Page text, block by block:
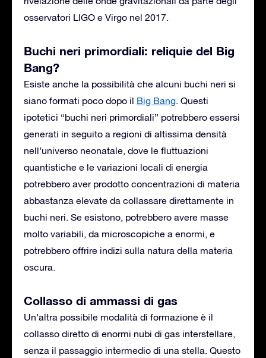
osservatori LIGO e Virgo nel 2017.
Buchi neri primordiali: reliquie del Big
Bang?
Esiste anche la possibilità che alcuni buchi neri si
siano formati poco dopo il Big Bang. Questi
ipotetici “buchi neri primordiali” potrebbero essersi
generati in seguito a regioni di altissima densità
nell’universo neonatale, dove le fluttuazioni
quantistiche e le variazioni locali di energia
potrebbero aver prodotto concentrazioni di materia
abbastanza elevate da collassare direttamente in
buchi neri. Se esistono, potrebbero avere masse
molto variabili, da microscopiche a enormi, e
potrebbero offrire indizi sulla natura della materia
oscura.
Collasso di ammassi di gas
Un’altra possibile modalità di formazione è il
collasso diretto di enormi nubi di gas interstellare,
senza il passaggio intermedio di una stella. Questo